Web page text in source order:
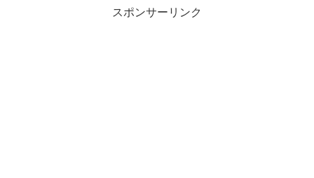
スポンサーリンク